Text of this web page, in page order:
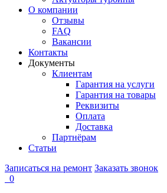
О компании
Отзывы
FAQ
Вакансии
Контакты
Документы
Клиентам
Гарантия на услуги
Гарантия на товары
Реквизиты
Оплата
Доставка
Партнёрам
Статьи
Записаться на ремонт Заказать звонок
0